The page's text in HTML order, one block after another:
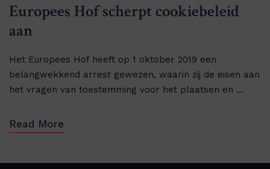
Europees Hof scherpt cookiebeleid
aan
Het Europees Hof heeft op 1 oktober 2019 een
belangwekkend arrest gewezen, waarin zij de eisen aan
het vragen van toestemming voor het plaatsen en ...
Read More